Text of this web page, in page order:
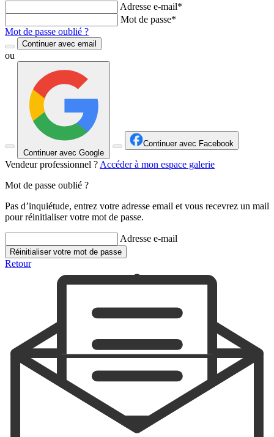
Adresse e-mail*
Mot de passe*
Mot de passe oublié ?
Continuer avec email
ou
Continuer avec Google
Continuer avec Facebook
Vendeur professionnel ? Accéder à mon espace galerie
Mot de passe oublié ?
Pas d’inquiétude, entrez votre adresse email et vous recevrez un mail
pour réinitialiser votre mot de passe.
Adresse e-mail
Réinitialiser votre mot de passe
Retour